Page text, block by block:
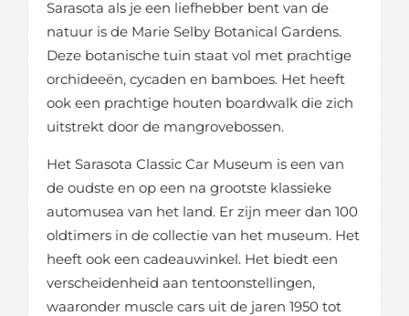
Sarasota als je een liefhebber bent van de
natuur is de Marie Selby Botanical Gardens.
Deze botanische tuin staat vol met prachtige
orchideeën, cycaden en bamboes. Het heeft
ook een prachtige houten boardwalk die zich
uitstrekt door de mangrovebossen.
Het Sarasota Classic Car Museum is een van
de oudste en op een na grootste klassieke
automusea van het land. Er zijn meer dan 100
oldtimers in de collectie van het museum. Het
heeft ook een cadeauwinkel. Het biedt een
verscheidenheid aan tentoonstellingen,
waaronder muscle cars uit de jaren 1950 tot